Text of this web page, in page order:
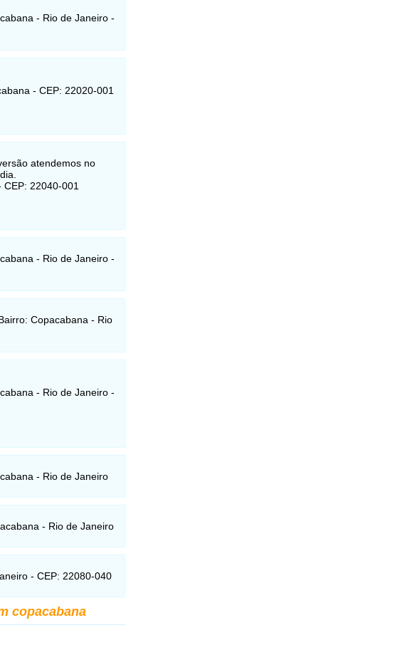
- Rio de Janeiro -
- CEP: 22020-001
atendemos no
22040-001
- Rio de Janeiro -
Copacabana - Rio
- Rio de Janeiro -
- Rio de Janeiro
- Rio de Janeiro
- CEP: 22080-040
copacabana